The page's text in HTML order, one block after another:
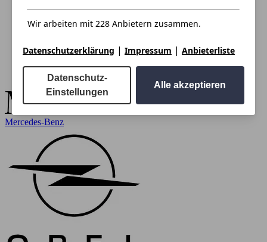
Mercedes-Benz
Wir arbeiten mit 228 Anbietern zusammen.
Datenschutzerklärung | Impressum | Anbieterliste
Datenschutz-
Einstellungen
Alle akzeptieren